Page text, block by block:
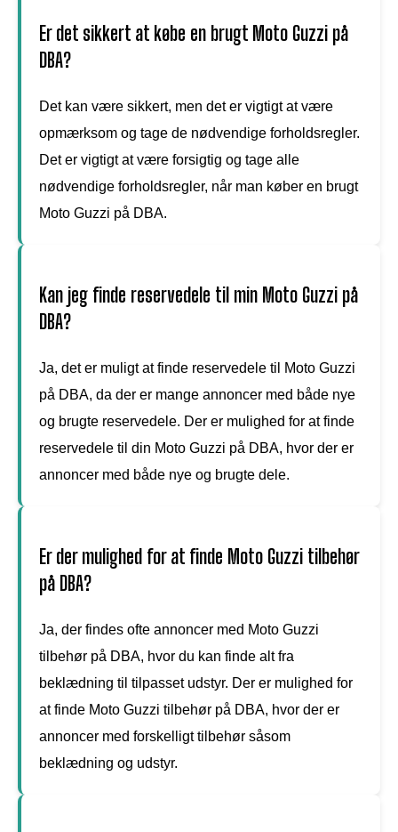
Er det sikkert at købe en brugt Moto Guzzi på
DBA?
Det kan være sikkert, men det er vigtigt at være
opmærksom og tage de nødvendige forholdsregler.
Det er vigtigt at være forsigtig og tage alle
nødvendige forholdsregler, når man køber en brugt
Moto Guzzi på DBA.
Kan jeg finde reservedele til min Moto Guzzi på
DBA?
Ja, det er muligt at finde reservedele til Moto Guzzi
på DBA, da der er mange annoncer med både nye
og brugte reservedele. Der er mulighed for at finde
reservedele til din Moto Guzzi på DBA, hvor der er
annoncer med både nye og brugte dele.
Er der mulighed for at finde Moto Guzzi tilbehør
på DBA?
Ja, der findes ofte annoncer med Moto Guzzi
tilbehør på DBA, hvor du kan finde alt fra
beklædning til tilpasset udstyr. Der er mulighed for
at finde Moto Guzzi tilbehør på DBA, hvor der er
annoncer med forskelligt tilbehør såsom
beklædning og udstyr.